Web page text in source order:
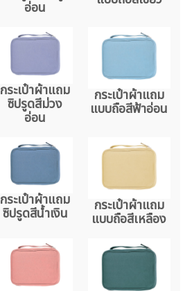
อ่อน
กระเป๋าผ้าแถม
ซิปรูดสีม่วง
อ่อน
กระเป๋าผ้าแถม
แบบถือสีฟ้าอ่อน
กระเป๋าผ้าแถม
ซิปรูดสีน้ำเงิน กระเป๋าผ้าแถม
แบบถือสีเหลือง